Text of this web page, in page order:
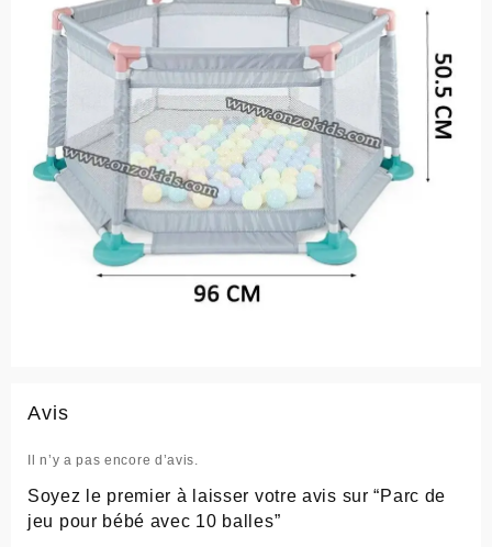
Avis
Il n’y a pas encore d’avis.
Soyez le premier à laisser votre avis sur “Parc de
jeu pour bébé avec 10 balles”